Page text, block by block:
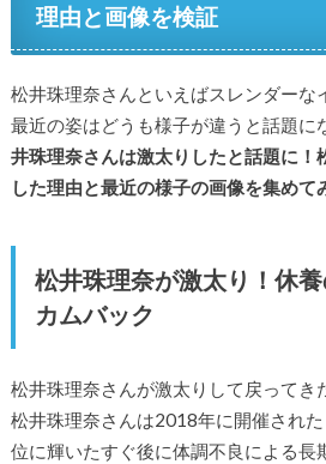
理由と画像を検証
松井珠理奈さんといえばスレンダーな
最近の姿はどうも様子が違うと話題に
井珠理奈さんは激太りしたと話題に！
した理由と最近の様子の画像を集めて
松井珠理奈が激太り！休
カムバック
松井珠理奈さんが激太りして戻ってき
松井珠理奈さんは2018年に開催され
位に輝いたすぐ後に体調不良による長